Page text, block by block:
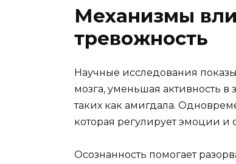
Механизмы
тревожность
Научные исследования
мозга, уменьшая активность в
таких как амигдала.
которая регулирует эмоции
Осознанность помогает